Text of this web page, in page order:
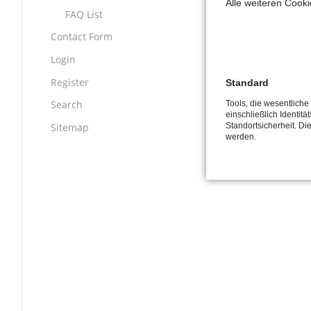
fugiat nulla
Sed ut
voluptatem
quasi
FAQ List
Contact Form
Login
Register
Search
Sitemap
Alle weiteren
Standard
Tools, die
einschließlich
Standortsicherheit.
werden.